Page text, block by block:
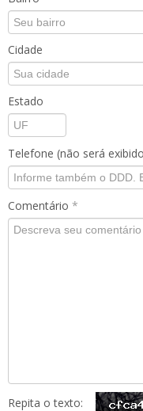
Cidade
Estado
Telefone (não será
Comentário *
Repita o texto: